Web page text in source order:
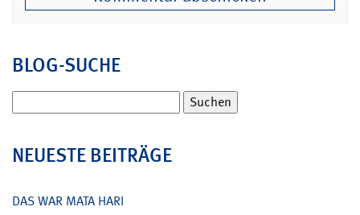
BLOG-SUCHE
nach:
NEUESTE BEITRÄGE
DAS WAR MATA HARI